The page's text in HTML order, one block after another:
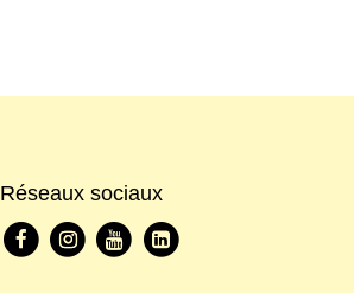
Réseaux sociaux